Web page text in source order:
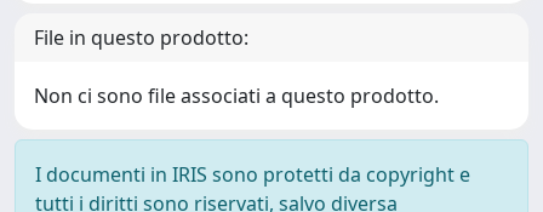
File in questo prodotto:
Non ci sono file associati a questo prodotto.
I documenti in IRIS sono protetti da copyright e
tutti i diritti sono riservati, salvo diversa